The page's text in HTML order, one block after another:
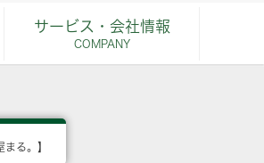
サービス・会社情報
COMPANY
る。】